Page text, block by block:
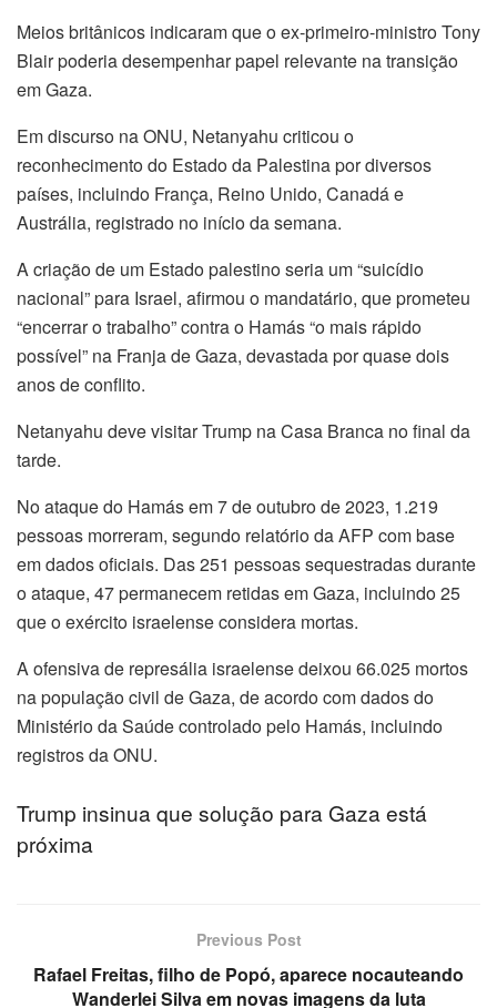
Meios britânicos indicaram que o ex-primeiro-ministro Tony
Blair poderia desempenhar papel relevante na transição
em Gaza.
Em discurso na ONU, Netanyahu criticou o
reconhecimento do Estado da Palestina por diversos
países, incluindo França, Reino Unido, Canadá e
Austrália, registrado no início da semana.
A criação de um Estado palestino seria um “suicídio
nacional” para Israel, afirmou o mandatário, que prometeu
“encerrar o trabalho” contra o Hamás “o mais rápido
possível” na Franja de Gaza, devastada por quase dois
anos de conflito.
Netanyahu deve visitar Trump na Casa Branca no final da
tarde.
No ataque do Hamás em 7 de outubro de 2023, 1.219
pessoas morreram, segundo relatório da AFP com base
em dados oficiais. Das 251 pessoas sequestradas durante
o ataque, 47 permanecem retidas em Gaza, incluindo 25
que o exército israelense considera mortas.
A ofensiva de represália israelense deixou 66.025 mortos
na população civil de Gaza, de acordo com dados do
Ministério da Saúde controlado pelo Hamás, incluindo
registros da ONU.
Trump insinua que solução para Gaza está
próxima
Previous Post
Rafael Freitas, filho de Popó, aparece nocauteando
Wanderlei Silva em novas imagens da luta